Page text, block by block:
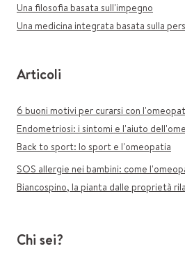
Una filosofia basata sull'impegno
Una medicina integrata basata sulla
Articoli
6 buoni motivi per curarsi con
Endometriosi: i sintomi e l'aiuto
Back to sport: lo sport e l'omeopatia
SOS allergie nei bambini: come
Biancospino, la pianta dalle proprietà
Chi sei?